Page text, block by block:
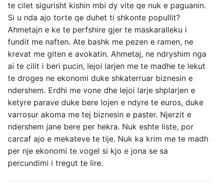
te cilet sigurisht kishin mbi dy vite qe nuk e paguanin.
Si u nda ajo torte qe duhet ti shkonte popullit?
Ahmetajn e ke te perfshire gjer te maskaralleku i
fundit me naften. Ate bashk me pezen e ramen, ne
krevat me giten e avokatin. Ahmetaj, ne ndryshim nga
ai te cilit i beri pucin, lejoi larjen me te madhe te lekut
te droges ne ekonomi duke shkaterruar biznesin e
ndershem. Erdhi me vone dhe lejoi larje shplarjen e
ketyre parave duke bere lojen e ndyre te euros, duke
varrosur akoma me tej biznesin e paster. Njerzit e
ndershem jane bere per hekra. Nuk eshte liste, por
carcaf ajo e mekateve te tije. Nuk ka krim me te madh
per nje ekonomi te vogel si kjo e jona se sa
percundimi i tregut te lire.